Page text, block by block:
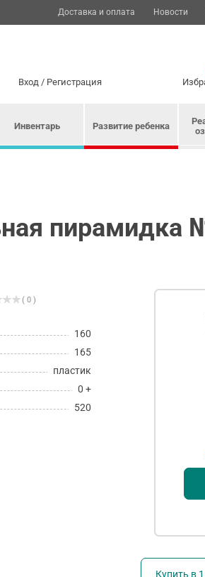
Доставка и оплата Новости
Вход/ Регистрация
Инвентарь Развитие ребенка
пирамидка
( 0 )
160
165
пластик
0 +
520
Купить в